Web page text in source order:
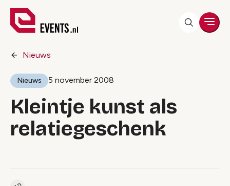
Nieuws
Nieuws 5 november 2008
Kleintje kunst als
relatiegeschenk